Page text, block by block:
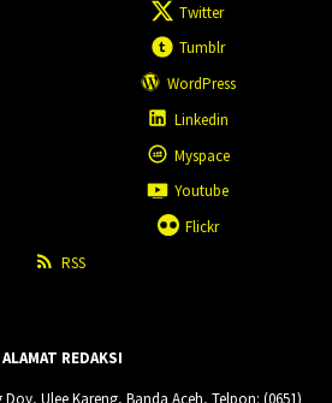
Twitter
Tumblr
WordPress
Linkedin
Myspace
Youtube
Flickr
RSS
ALAMAT REDAKSI